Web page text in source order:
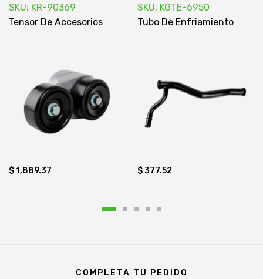
SKU: KR-90369
Tensor De Accesorios
$ 1,889.37
SKU: KGTE-6950
Tubo De Enfriamiento
$ 377.52
COMPLETA TU PEDIDO